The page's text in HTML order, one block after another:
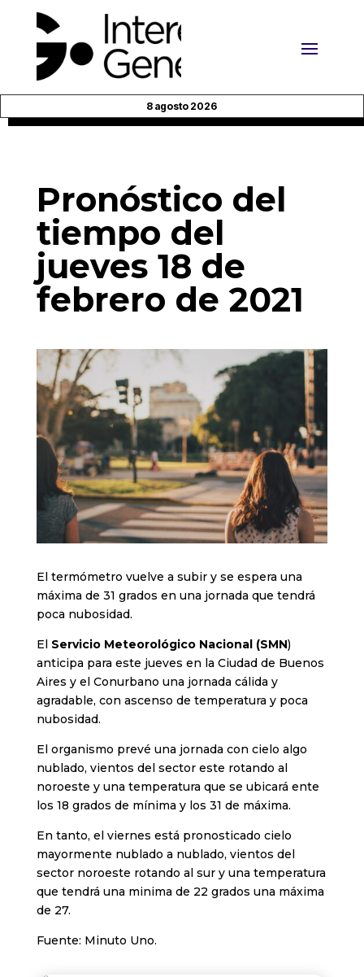
8 agosto 2026
Pronóstico del
tiempo del
jueves 18 de
febrero de 2021
El termómetro vuelve a subir y se espera una
máxima de 31 grados en una jornada que tendrá
poca nubosidad.
El Servicio Meteorológico Nacional (SMN)
anticipa para este jueves en la Ciudad de Buenos
Aires y el Conurbano una jornada cálida y
agradable, con ascenso de temperatura y poca
nubosidad.
El organismo prevé una jornada con cielo algo
nublado, vientos del sector este rotando al
noroeste y una temperatura que se ubicará ente
los 18 grados de mínima y los 31 de máxima.
En tanto, el viernes está pronosticado cielo
mayormente nublado a nublado, vientos del
sector noroeste rotando al sur y una temperatura
que tendrá una minima de 22 grados una máxima
de 27.
Fuente: Minuto Uno.